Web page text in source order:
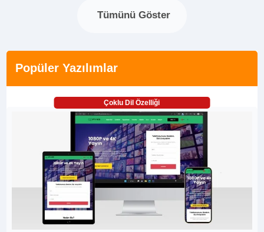
Tümünü Göster
Popüler Yazılımlar
Çoklu Dil Özelliği